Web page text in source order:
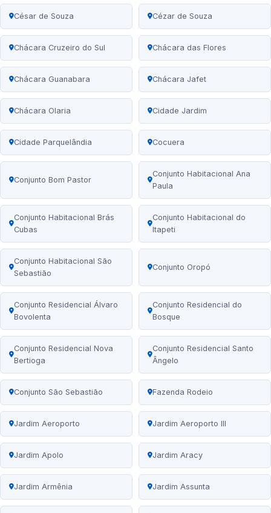
César de Souza Cézar de Souza
Chácara Cruzeiro do Sul Chácara das Flores
Chácara Guanabara Chácara Jafet
Chácara Olaria Cidade Jardim
Cidade Parquelândia Cocuera
Conjunto Bom Pastor
Conjunto Habitacional Ana
Paula
Conjunto Habitacional Brás
Cubas
Conjunto Habitacional do
Itapeti
Conjunto Habitacional São
Sebastião
Conjunto Oropó
Conjunto Residencial Álvaro
Bovolenta
Conjunto Residencial do
Bosque
Conjunto Residencial Nova
Bertioga
Conjunto Residencial Santo
Ângelo
Conjunto São Sebastião Fazenda Rodeio
Jardim Aeroporto Jardim Aeroporto III
Jardim Apolo Jardim Aracy
Jardim Armênia Jardim Assunta